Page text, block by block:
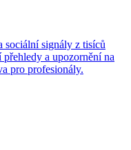
sociální signály z tisíců
a upozornění na
pro profesionály.